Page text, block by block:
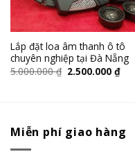
Lắp đặt loa âm thanh ô tô
chuyên nghiệp tại Đà Nẵng
5.000.000₫ 2.500.000 ₫
Miễn phí giao hàng